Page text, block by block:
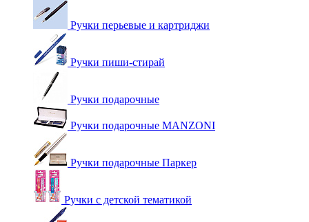
Ручки перьевые и картриджи
Ручки пиши-стирай
Ручки подарочные
Ручки подарочные MANZONI
Ручки подарочные Паркер
Ручки с детской тематикой